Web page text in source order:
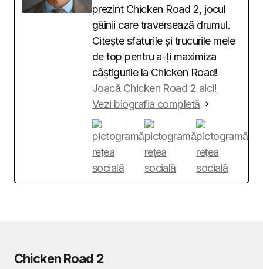
prezint Chicken Road 2, jocul
găinii care traversează drumul.
Citește sfaturile și trucurile mele
de top pentru a-ți maximiza
câștigurile la Chicken Road!
Joacă Chicken Road 2 aici!
Vezi biografia completă
Chicken Road 2